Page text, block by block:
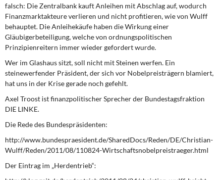
Über mich
Kontakt
falsch: Die Zentral­bank kauft Anleihen mit Abschlag auf, wodurch
Finanzmarktakteure verlieren und nicht profitieren, wie von Wulff
behauptet. Die Anleihekäufe haben die Wirkung einer
Gläubigerbeteiligung, welche von ordnungspolitischen
Prinzipienreitern immer wieder gefordert wurde.
Wer im Glashaus sitzt, soll nicht mit Steinen werfen. Ein
steinewerfender Präsident, der sich vor Nobelpreisträgern blamiert,
hat uns in der Krise gerade noch gefehlt.
Axel Troost ist finanzpolitischer Sprecher der Bundestagsfraktion
DIE LINKE.
Die Rede des Bundespräsidenten:
http://www.bundespraesident.de/SharedDocs/Reden/DE/Christian-
Wulff/Reden/2011/08/110824-Wirtschaftsnobelpreistraeger.html
Der Eintrag im „Herdentrieb“: